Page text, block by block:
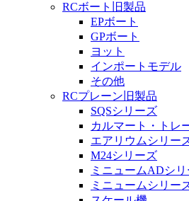
RCボート旧製品
EPボート
GPボート
ヨット
インポートモデル
その他
RCプレーン旧製品
SQSシリーズ
カルマート・トレ
エアリウムシリー
M24シリーズ
ミニュームADシ
ミニュームシリー